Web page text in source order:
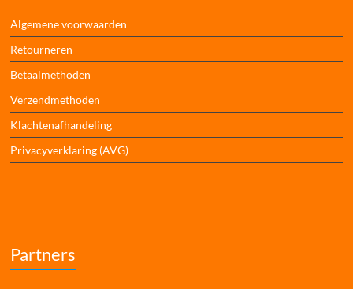
Algemene voorwaarden
Retourneren
Betaalmethoden
Verzendmethoden
Klachtenafhandeling
Privacyverklaring (AVG)
Partners